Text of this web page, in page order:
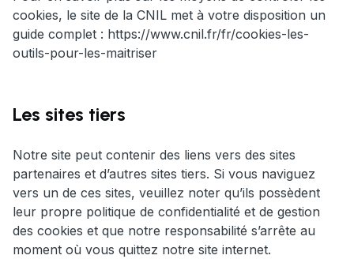
cookies, le site de la CNIL met à votre disposition un
guide complet : https://www.cnil.fr/fr/cookies-les-
outils-pour-les-maitriser
Les sites tiers
Notre site peut contenir des liens vers des sites
partenaires et d’autres sites tiers. Si vous naviguez
vers un de ces sites, veuillez noter qu’ils possèdent
leur propre politique de confidentialité et de gestion
des cookies et que notre responsabilité s’arrête au
moment où vous quittez notre site internet.